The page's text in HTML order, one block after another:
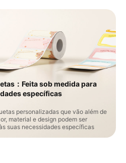
：Feita sob medida para
específicas
personalizadas que vão além de
material e design podem ser
suas necessidades específicas​